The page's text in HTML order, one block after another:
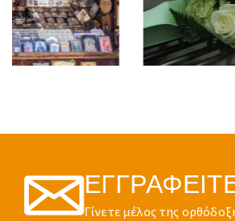
ΕΓΓΡΑΦΕΊΤΕ
Γίνετε μέλος της